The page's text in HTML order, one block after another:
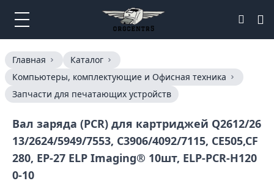
Главная
Каталог
Компьютеры, комплектующие и Офисная техника
Запчасти для печатающих устройств
Вал заряда (PCR) для картриджей Q2612/26
13/2624/5949/7553, C3906/4092/7115, CE505,CF
280, EP-27 ELP Imaging® 10шт, ELP-PCR-H120
0-10